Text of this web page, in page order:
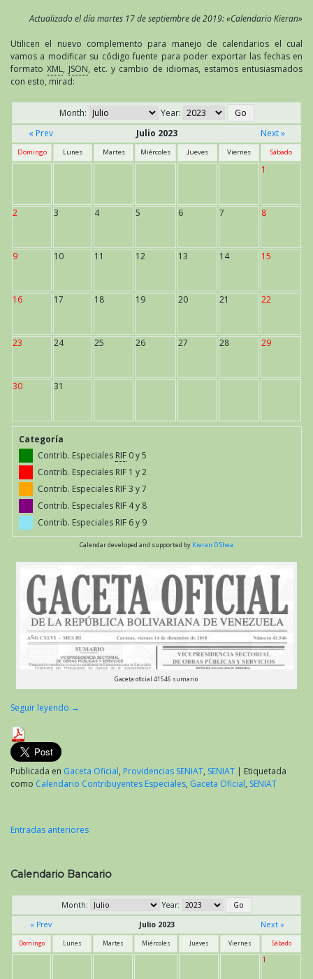
Actualizado el día martes 17 de septiembre de 2019: «Calendario Kieran»
Utilicen el nuevo complemento para manejo de calendarios el cual
vamos a modificar su código fuente para poder exportar las fechas en
formato XML, JSON, etc. y cambio de idiomas, estamos entusiasmados
con esto, mirad:
Month:
Year:
« Prev
Julio 2023 Next »
Domingo Lunes Martes Miércoles Jueves Viernes Sábado
1
2 3 4 5 6 7 8
9 10 11 12 13 14 15
16 17 18 19 20 21 22
23 24 25 26 27 28 29
30 31
Categoría
Contrib. Especiales RIF 0 y 5
Contrib. Especiales RIF 1 y 2
Contrib. Especiales RIF 3 y 7
Contrib. Especiales RIF 4 y 8
Contrib. Especiales RIF 6 y 9
Calendar developed and supported by Kieran O'Shea
Gaceta oficial 41546 sumario
Seguir leyendo →
Publicada en Gaceta Oficial, Providencias SENIAT, SENIAT | Etiquetada
como Calendario Contribuyentes Especiales, Gaceta Oficial, SENIAT
de
entradas
Entradas anteriores
Calendario Bancario
Month:
Year:
« Prev
Julio 2023 Next »
Domingo Lunes Martes Miércoles Jueves Viernes Sábado
1